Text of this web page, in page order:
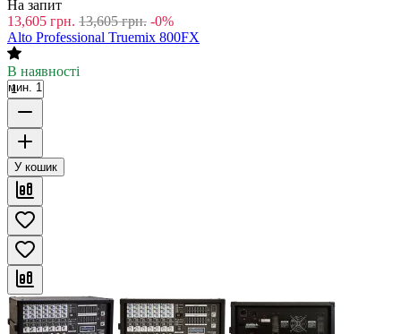
На запит
13,605 грн. 13,605 грн. -0%
Alto Professional Truemix 800FX
В наявності
мин. 1
У кошик